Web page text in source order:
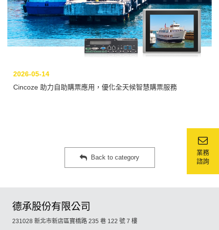
業務
諮詢
2026-05-14
Cincoze 助力自助購票應用，優化全天候智慧購票服務
Back to category
德承股份有限公司
231028 新北市新店區寶橋路 235 巷 122 號 7 樓